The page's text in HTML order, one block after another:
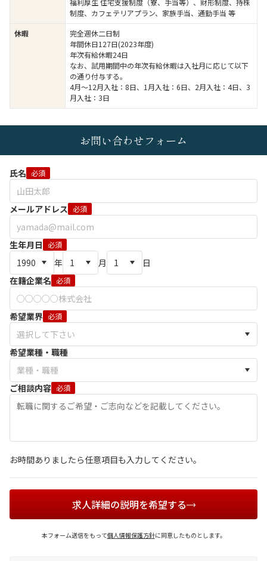
福利厚生 住宅支援制度（寮、手当等）、財形制度、持株
制度、カフェテリアプラン、家族手当、通勤手当 等
休暇
完全週休二日制
年間休日127日(2023年度)
年次有給休暇24日
なお、試用期間中の年次有給休暇は入社月に応じて以下
の通り付与する。
4月～12月入社：8日、1月入社：6日、2月入社：4日、3
月入社：3日
お問い合わせフォーム
氏名 必須
メールアドレス 必須
生年月日 必須
年 月
日
在籍企業名 必須
希望業界 必須
希望業種・職種
ご相談内容 必須
お時間ありましたら任意項目も入力してください。
求人詳細の説明を希望する
本フォーム送信をもって個人情報保護方針に同意したものとします。